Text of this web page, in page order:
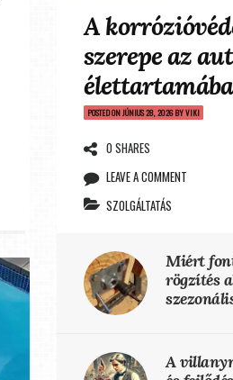
A
szerepe az
POSTED ONJÚNIUS 28, 2026BYVIKI
0 SHARES
LEAVE A COMMENT
SZOLGÁLTATÁS
Miért
rögzítés
A